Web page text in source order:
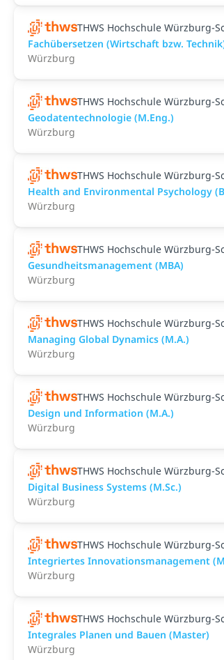
THWS Hochschule Würzburg-
Fachübersetzen (Wirtschaft bzw.
Würzburg
THWS Hochschule Würzburg-
Geodatentechnologie (M.Eng.)
Würzburg
THWS Hochschule Würzburg-
Health and Environmental Psychology
Würzburg
THWS Hochschule Würzburg-
Gesundheitsmanagement (MBA)
Würzburg
THWS Hochschule Würzburg-
Managing Global Dynamics (M.A.)
Würzburg
THWS Hochschule Würzburg-
Design und Information (M.A.)
Würzburg
THWS Hochschule Würzburg-
Digital Business Systems (M.Sc.)
Würzburg
THWS Hochschule Würzburg-
Integriertes Innovationsmanagement
Würzburg
THWS Hochschule Würzburg-
Integrales Planen und Bauen (Master)
Würzburg